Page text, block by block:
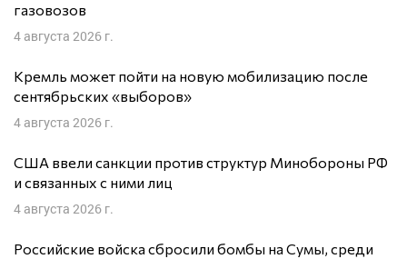
газовозов
4 августа 2026 г.
Кремль может пойти на новую мобилизацию после
сентябрьских «выборов»
4 августа 2026 г.
США ввели санкции против структур Минобороны РФ
и связанных с ними лиц
4 августа 2026 г.
Российские войска сбросили бомбы на Сумы, среди